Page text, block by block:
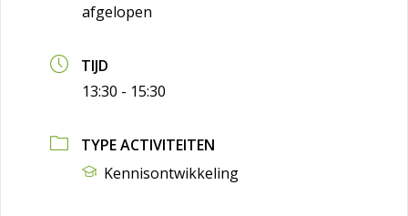
afgelopen
TIJD
13:30 - 15:30
TYPE ACTIVITEITEN
Kennisontwikkeling